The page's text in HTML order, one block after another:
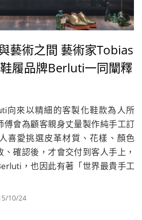
藝術之間 藝術家Tobias
履品牌Berluti一同闡釋
向來以精細的客製化鞋款為人所
傅會為顧客親身丈量製作純手工訂
喜愛挑選皮革材質、花樣、顏色
確認後，才會交付到客人手上，
，也因此有著「世界最貴手工
Tovera進行一系列名為
10/24